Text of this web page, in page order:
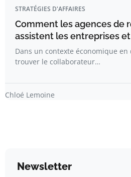
STRATÉGIES D'AFFAIRES
Comment les agences de
assistent les entreprises
Dans un contexte économique
trouver le collaborateur…
Chloé Lemoine
Newsletter